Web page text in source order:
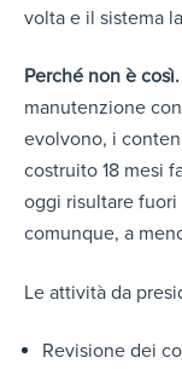
volta e il sistema
Perché non è così.
manutenzione
evolvono, i
costruito 18 mesi
oggi risultare
comunque, a
Le attività da
Revisione dei